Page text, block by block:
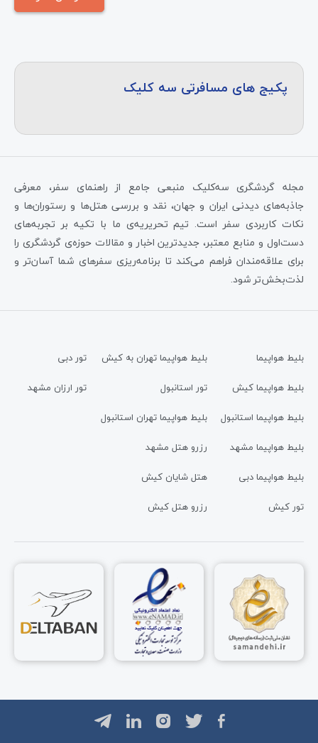
پکیج های مسافرتی سه کلیک
مجله گردشگری سه‌کلیک منبعی جامع از راهنمای سفر، معرفی
جاذبه‌های دیدنی ایران و جهان، نقد و بررسی هتل‌ها و رستوران‌ها و
نکات کاربردی سفر است. تیم تحریریه‌ی ما با تکیه بر تجربه‌های
دست‌اول و منابع معتبر، جدیدترین اخبار و مقالات حوزه‌ی گردشگری را
برای علاقه‌مندان فراهم می‌کند تا برنامه‌ریزی سفرهای شما آسان‌تر و
لذت‌بخش‌تر شود.
بلیط هواپیما
بلیط هواپیما کیش
بلیط هواپیما استانبول
بلیط هواپیما مشهد
بلیط هواپیما دبی
تور کیش
بلیط هواپیما تهران به کیش
تور استانبول
بلیط هواپیما تهران استانبول
رزرو هتل مشهد
هتل شایان کیش
رزرو هتل کیش
تور دبی
تور ارزان مشهد